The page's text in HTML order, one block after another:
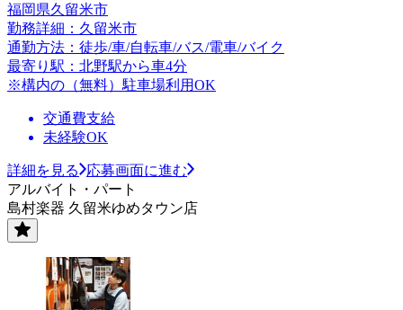
福岡県久留米市
勤務詳細：久留米市
通勤方法：徒歩/車/自転車/バス/電車/バイク
最寄り駅：北野駅から車4分
※構内の（無料）駐車場利用OK
交通費支給
未経験OK
詳細を見る
応募画面に進む
アルバイト・パート
島村楽器 久留米ゆめタウン店